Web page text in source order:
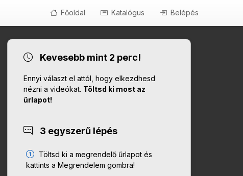
Főoldal Katalógus Belépés
Kevesebb mint 2 perc!
Ennyi választ el attól, hogy elkezdhesd
nézni a videókat. Töltsd ki most az
űrlapot!
3 egyszerű lépés
Töltsd ki a megrendelő űrlapot és
kattints a Megrendelem gombra!